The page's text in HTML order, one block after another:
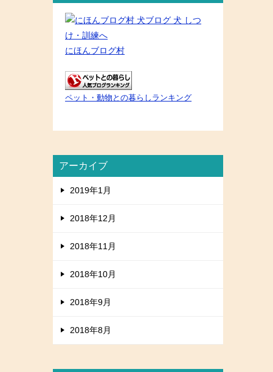
にほんブログ村
ペット・動物との暮らしランキング
アーカイブ
2019年1月
2018年12月
2018年11月
2018年10月
2018年9月
2018年8月